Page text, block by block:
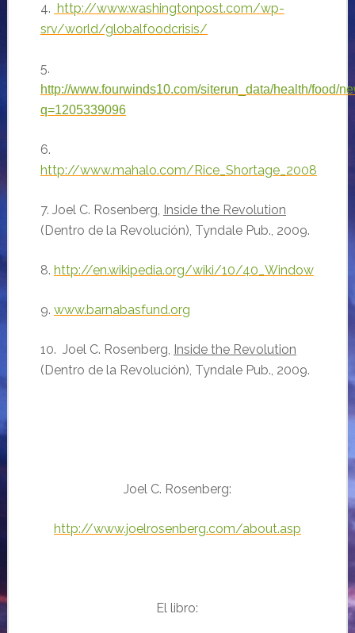
4. http://www.washingtonpost.com/wp-
srv/world/globalfoodcrisis/
5.
http://www.fourwinds10.com/siterun_data/health/food/
q=1205339096
6.
http://www.mahalo.com/Rice_Shortage_2008
7. Joel C. Rosenberg, Inside the Revolution
(Dentro de la Revolución), Tyndale Pub., 2009.
8. http://en.wikipedia.org/wiki/10/40_Window
9. www.barnabasfund.org
10. Joel C. Rosenberg, Inside the Revolution
(Dentro de la Revolución), Tyndale Pub., 2009.
Joel C. Rosenberg:
http://www.joelrosenberg.com/about.asp
El libro: